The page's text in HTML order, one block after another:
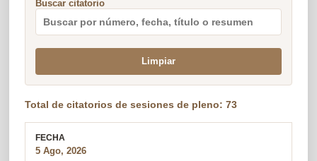
Buscar citatorio
Limpiar
Total de citatorios de sesiones de pleno: 73
5 Ago, 2026